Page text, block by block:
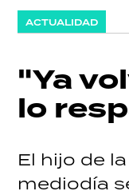
ACTUALIDAD
"Ya
lo
El hijo de
mediodía